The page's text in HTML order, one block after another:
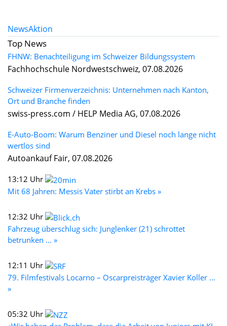
NewsAktion
Top News
FHNW: Benachteiligung im Schweizer Bildungssystem
Fachhochschule Nordwestschweiz, 07.08.2026
Schweizer Firmenverzeichnis: Unternehmen nach Kanton,
Ort und Branche finden
swiss-press.com / HELP Media AG, 07.08.2026
E-Auto-Boom: Warum Benziner und Diesel noch lange nicht
wertlos sind
Autoankauf Fair, 07.08.2026
13:12 Uhr
Mit 68 Jahren: Messis Vater stirbt an Krebs »
12:32 Uhr
Fahrzeug überschlug sich: Junglenker (21) schrottet
betrunken ... »
12:11 Uhr
79. Filmfestivals Locarno – Oscarpreisträger Xavier Koller ...
»
05:32 Uhr